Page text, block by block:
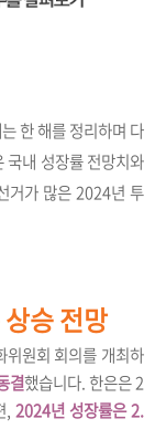
한 해를 정리하며 다
국내 성장률 전망치와
거가 많은 2024년 투
승 전망
원회 회의를 개최하
결했습니다. 한은은 2
, 2024년 성장률은 2.